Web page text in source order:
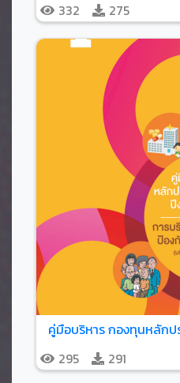
332 275
295 291